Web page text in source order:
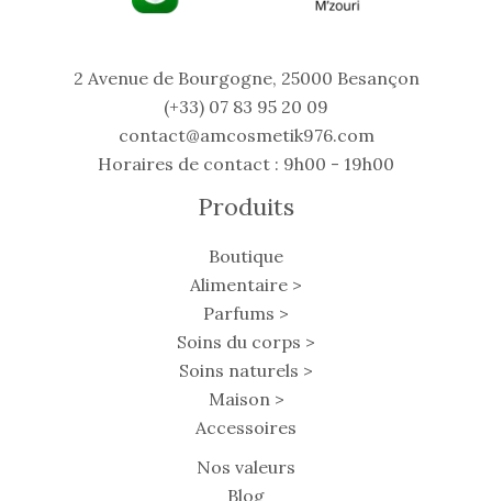
2 Avenue de Bourgogne, 25000 Besançon
(+33) 07 83 95 20 09
contact@amcosmetik976.com
Horaires de contact : 9h00 - 19h00
Produits
Boutique
Alimentaire >
Parfums >
Soins du corps >
Soins naturels >
Maison >
Accessoires
Nos valeurs
Blog